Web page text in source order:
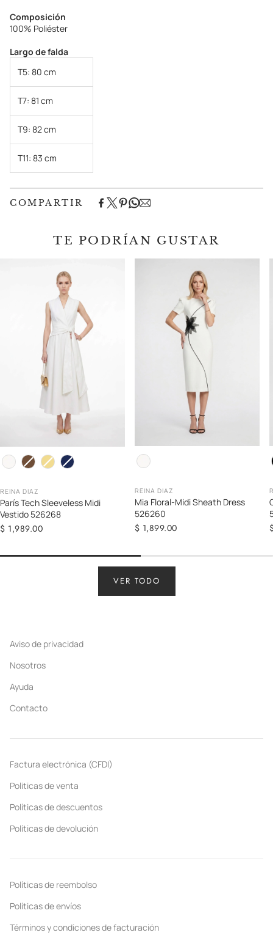
Composición
100% Poliéster
Largo de falda
T5: 80 cm
T7: 81 cm
T9: 82 cm
T11: 83 cm
COMPARTIR
TE PODRÍAN GUSTAR
Color
REINA DIAZ
París Tech Sleeveless Midi
Vestido 526268
Precio
$ 1,989.00
Color
REINA DIAZ
Mia Floral-Midi Sheath Dress
526260
Precio
$ 1,899.00
VER TODO
Aviso de privacidad
Nosotros
Ayuda
Contacto
Factura electrónica (CFDI)
Politicas de venta
Políticas de descuentos
Políticas de devolución
Políticas de reembolso
Políticas de envíos
Términos y condiciones de facturación